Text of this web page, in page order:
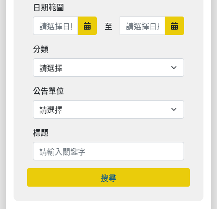
日期範圍
日期範圍開始
至 日期範圍結束 日期範圍
分類
公告單位
標題
搜尋